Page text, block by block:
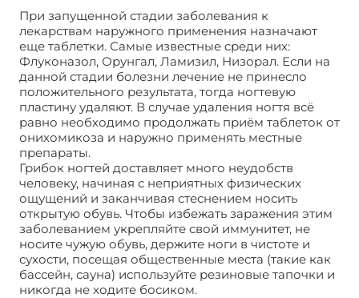
При запущенной стадии заболевания к
лекарствам наружного применения назначают
еще таблетки. Самые известные среди них:
Флуконазол, Орунгал, Ламизил, Низорал. Если на
данной стадии болезни лечение не принесло
положительного результата, тогда ногтевую
пластину удаляют. В случае удаления ногтя всё
равно необходимо продолжать приём таблеток от
онихомикоза и наружно применять местные
препараты.
Грибок ногтей доставляет много неудобств
человеку, начиная с неприятных физических
ощущений и заканчивая стеснением носить
открытую обувь. Чтобы избежать заражения этим
заболеванием укрепляйте свой иммунитет, не
носите чужую обувь, держите ноги в чистоте и
сухости, посещая общественные места (такие как
бассейн, сауна) используйте резиновые тапочки и
никогда не ходите босиком.